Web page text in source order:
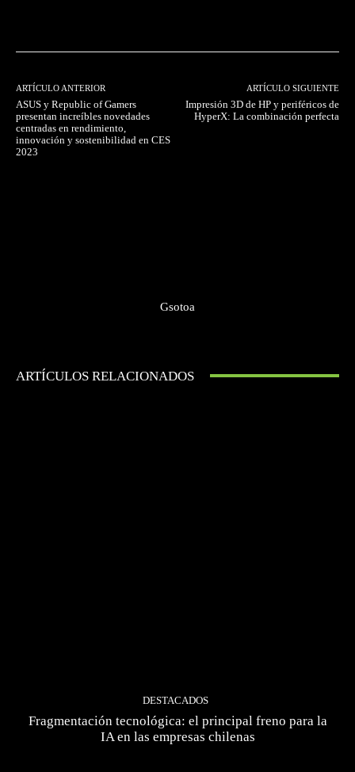
ARTÍCULO ANTERIOR
ASUS y Republic of Gamers
presentan increíbles novedades
centradas en rendimiento,
innovación y sostenibilidad en CES
2023
ARTÍCULO SIGUIENTE
Impresión 3D de HP y periféricos de
HyperX: La combinación perfecta
Gsotoa
ARTÍCULOS RELACIONADOS
DESTACADOS
Fragmentación tecnológica: el principal freno para la
IA en las empresas chilenas